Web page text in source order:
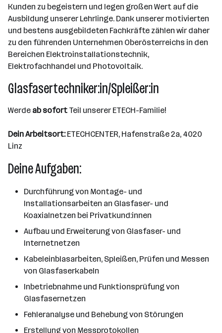
Kunden zu begeistern und legen großen Wert auf die
Ausbildung unserer Lehrlinge. Dank unserer motivierten
und bestens ausgebildeten Fachkräfte zählen wir daher
zu den führenden Unternehmen Oberösterreichs in den
Bereichen Elektroinstallationstechnik,
Elektrofachhandel und Photovoltaik.
Glasfasertechniker:in/Spleißer:in
Werde ab sofort Teil unserer ETECH-Familie!
Dein Arbeitsort:ETECHCENTER, Hafenstraße 2a, 4020
Linz
Deine Aufgaben:
Durchführung von Montage- und
Installationsarbeiten an Glasfaser- und
Koaxialnetzen bei Privatkund:innen
Aufbau und Erweiterung von Glasfaser- und
Internetnetzen
Kabeleinblasarbeiten, Spleißen, Prüfen und Messen
von Glasfaserkabeln
Inbetriebnahme und Funktionsprüfung von
Glasfasernetzen
Fehleranalyse und Behebung von Störungen
Erstellung von Messprotokollen